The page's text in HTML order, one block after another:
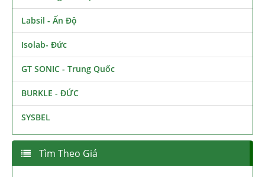
Labsil - Ấn Độ
Isolab- Đức
GT SONIC - Trung Quốc
BURKLE - ĐỨC
SYSBEL
Tìm Theo Giá